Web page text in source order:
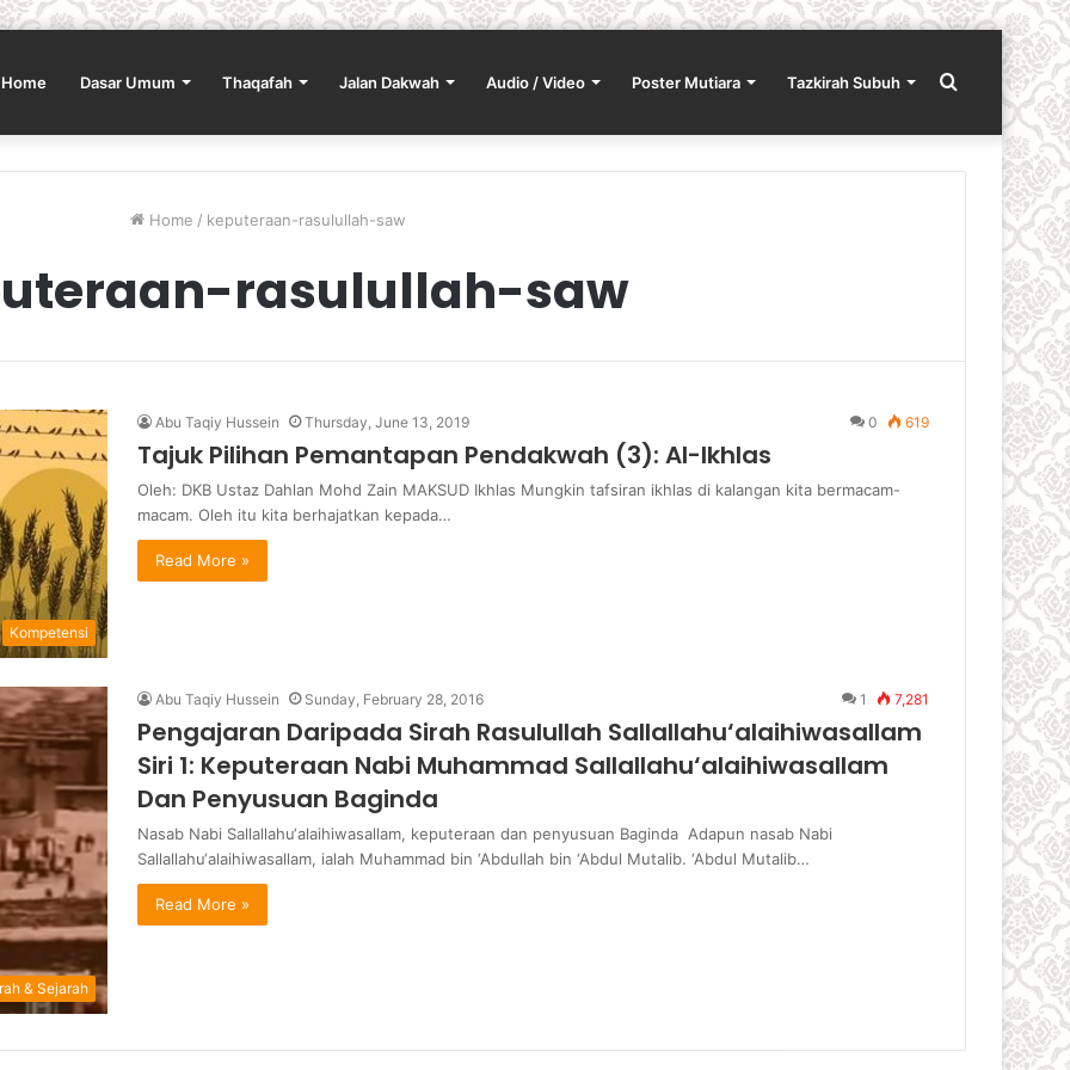
Dasar Umum Thaqafah Jalan Dakwah Audio / Video Poster Mutiara Tazkirah Subuh Search
Home / keputeraan-rasulullah-saw
rasulullah-saw
Kompetensi
Abu Taqiy Hussein Thursday, June 13, 2019 0 619
Tajuk Pilihan Pemantapan Pendakwah (3): Al-Ikhlas
Oleh: DKB Ustaz Dahlan Mohd Zain MAKSUD Ikhlas Mungkin tafsiran ikhlas di kalangan kita bermacam-
macam. Oleh itu kita berhajatkan kepada…
Read More »
& Sejarah
Abu Taqiy Hussein Sunday, February 28, 2016 1 7,281
Pengajaran Daripada Sirah Rasulullah Sallallahu‘alaihiwasallam
Siri 1: Keputeraan Nabi Muhammad Sallallahu‘alaihiwasallam
Dan Penyusuan Baginda
Nasab Nabi Sallallahu‘alaihiwasallam, keputeraan dan penyusuan Baginda Adapun nasab Nabi
Sallallahu‘alaihiwasallam, ialah Muhammad bin ‘Abdullah bin ‘Abdul Mutalib. ‘Abdul Mutalib…
Read More »